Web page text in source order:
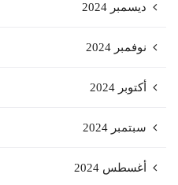
ديسمبر 2024
نوفمبر 2024
أكتوبر 2024
سبتمبر 2024
أغسطس 2024